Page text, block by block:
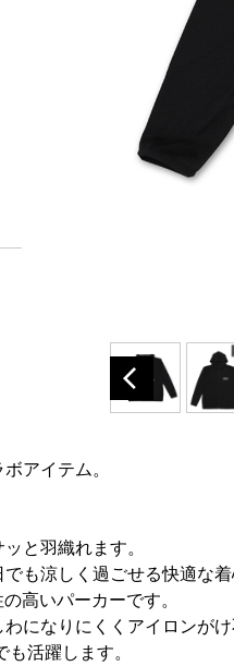
アイテム。
と羽織れます。
も涼しく過ごせる快適な着
高いパーカーです。
になりにくくアイロンが
活躍します。